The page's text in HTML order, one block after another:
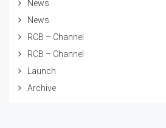
News
News
RCB – Channel
RCB – Channel
Launch
Archive